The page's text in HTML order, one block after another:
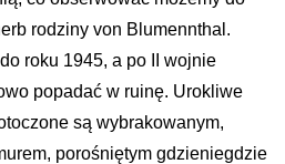
rodziny von Blumennthal.
roku 1945, a po II wojnie
popadać w ruinę. Urokliwe
są wybrakowanym,
porośniętym gdzieniegdzie